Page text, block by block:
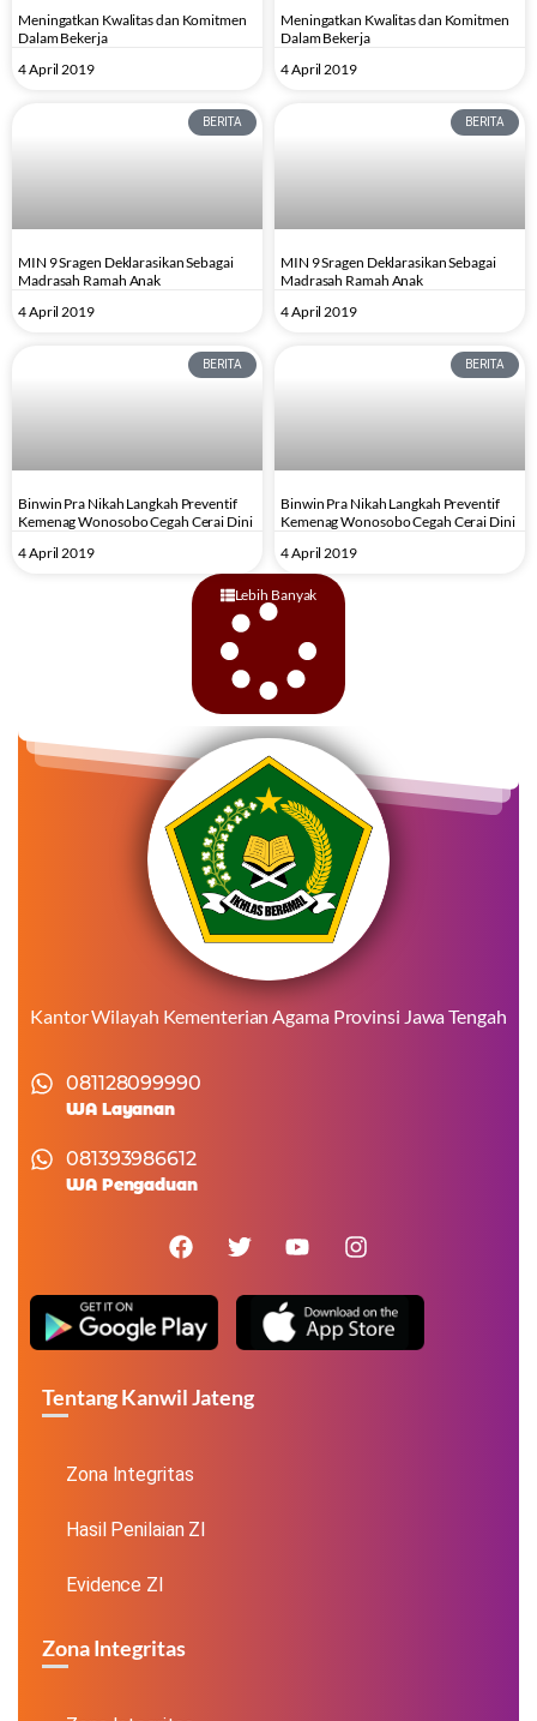
Meningatkan Kwalitas dan Komitmen
Dalam Bekerja
4 April 2019
Meningatkan Kwalitas dan Komitmen
Dalam Bekerja
4 April 2019
BERITA
MIN 9 Sragen Deklarasikan Sebagai
Madrasah Ramah Anak
4 April 2019
BERITA
MIN 9 Sragen Deklarasikan Sebagai
Madrasah Ramah Anak
4 April 2019
BERITA
Binwin Pra Nikah Langkah Preventif
Kemenag Wonosobo Cegah Cerai Dini
4 April 2019
BERITA
Binwin Pra Nikah Langkah Preventif
Kemenag Wonosobo Cegah Cerai Dini
4 April 2019
Lebih Banyak
Kantor Wilayah Kementerian Agama Provinsi Jawa Tengah
081128099990
WA Layanan
081393986612
WA Pengaduan
Tentang Kanwil Jateng
Zona Integritas
Hasil Penilaian ZI
Evidence ZI
Zona Integritas